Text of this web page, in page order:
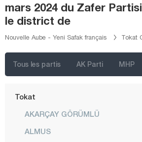
mars 2024 du Zafer
le district de
Nouvelle Aube - Yeni Safak français Tokat
Tous les partis AK Parti MHP
Siirt
Sinop
Şırnak
Tekirdağ
Tokat
AKARÇAY GÖRÜMLÜ
ALMUS